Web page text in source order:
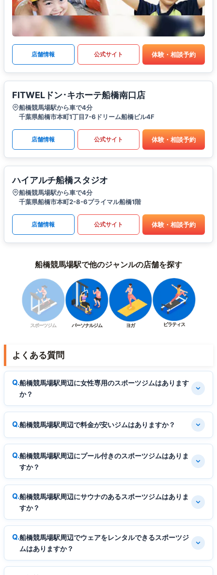
店舗情報 公式サイト 体験・相談予約
FITWELドン･キホーテ船橋南口店
船橋競馬場駅から車で4分
千葉県船橋市本町1丁目7-6ドリーム船橋ビル4F
店舗情報 公式サイト 体験・相談予約
ハイアルチ船橋スタジオ
船橋競馬場駅から車で4分
千葉県船橋市本町2-8-6プライマル船橋1階
店舗情報 公式サイト 体験・相談予約
船橋競馬場駅で他のジャンルの店舗を探す
スポーツジム パーソナルジム ヨガ ピラティス
よくある質問
船橋競馬場駅周辺に女性専用のスポーツジムはあります
か？
船橋競馬場駅周辺で料金が安いジムはありますか？
船橋競馬場駅周辺にプール付きのスポーツジムはありま
すか？
船橋競馬場駅周辺にサウナのあるスポーツジムはありま
すか？
船橋競馬場駅周辺でウェアをレンタルできるスポーツジ
ムはありますか？